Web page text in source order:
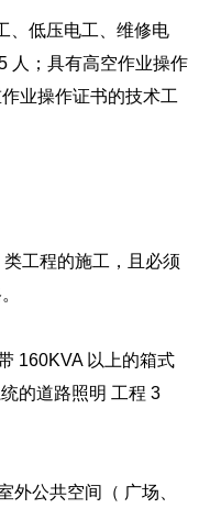
、低压电工、维修电
人；具有高空作业操作
业操作证书的技术工
工程的施工，且必须
160KVA 以上的箱式
的道路照明 工程 3
外公共空间（ 广场、